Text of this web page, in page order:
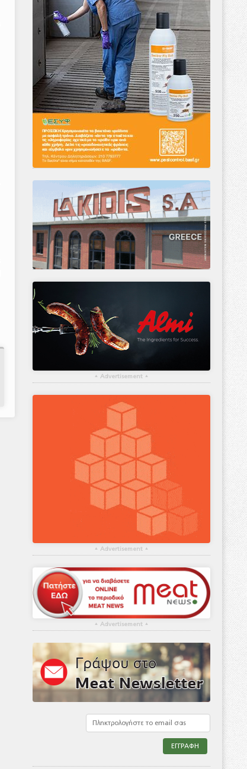
▴ Advertisement ▴
▴ Advertisement ▴
▴ Advertisement ▴